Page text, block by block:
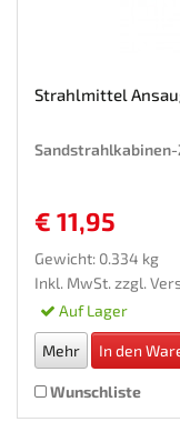
Strahlmittel
€ 11,95
Gewicht: 0.334 kg
Inkl. MwSt. zzgl.
Auf Lager
Mehr In den
Wunschliste